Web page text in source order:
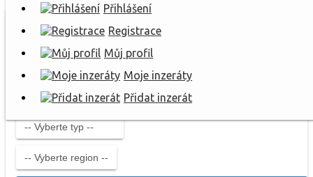
Přihlášení
Registrace
Můj profil
Moje inzeráty
Přidat inzerát